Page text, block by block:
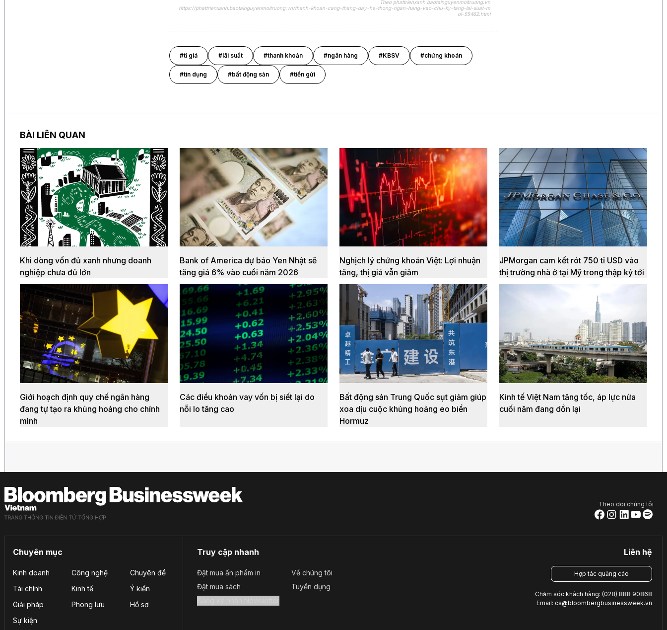
Theo phattrienxanh.baotainguyenmoitruong.vn
https://phattrienxanh.baotainguyenmoitruong.vn/thanh-khoan-cang-thang-day-he-thong-ngan-hang-vao-chu-ky-tang-lai-suat-m
oi-55462.html
#tỉ giá #lãi suất #thanh khoản #ngân hàng #KBSV #chứng khoán
#tín dụng #bất động sản #tiền gửi
BÀI LIÊN QUAN
Khi dòng vốn đủ xanh nhưng doanh
nghiệp chưa đủ lớn
Bank of America dự báo Yen Nhật sẽ
tăng giá 6% vào cuối năm 2026
Nghịch lý chứng khoán Việt: Lợi nhuận
tăng, thị giá vẫn giảm
JPMorgan cam kết rót 750 tỉ USD vào
thị trường nhà ở tại Mỹ trong thập kỷ tới
Giới hoạch định quy chế ngân hàng
đang tự tạo ra khủng hoảng cho chính
mình
Các điều khoản vay vốn bị siết lại do
nỗi lo tăng cao
Bất động sản Trung Quốc sụt giảm giúp
xoa dịu cuộc khủng hoảng eo biển
Hormuz
Kinh tế Việt Nam tăng tốc, áp lực nửa
cuối năm đang dồn lại
Theo dõi chúng tôi
Chuyên mục
Kinh doanh Công nghệ
Chuyên đề
Tài chính
Kinh tế
Ý kiến
Giải pháp
Phong lưu
Hồ sơ
Sự kiện
Truy cập nhanh
Đặt mua ấn phẩm in
Đặt mua sách
Về chúng tôi
Tuyển dụng
Liên hệ
Hợp tác quảng cáo
Chăm sóc khách hàng: (028) 888 90868
Email: cs@bloombergbusinessweek.vn